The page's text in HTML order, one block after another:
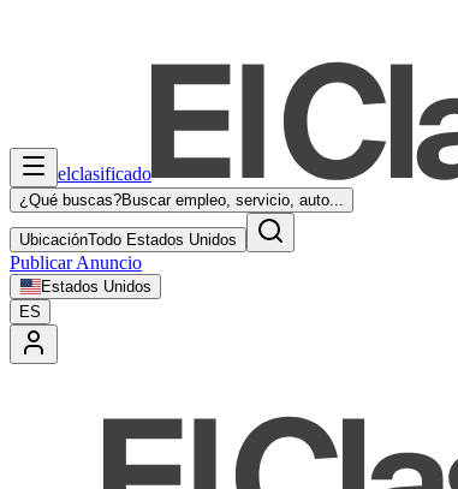
elclasificado
¿Qué buscas?Buscar empleo, servicio, auto...
UbicaciónTodo Estados Unidos
Publicar Anuncio
Estados Unidos
ES